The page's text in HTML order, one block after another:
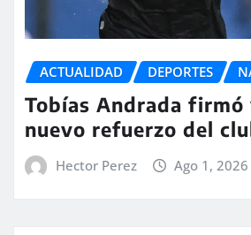
ACTUALIDAD DEPORTES
Tobías Andrada firmó
nuevo refuerzo del
Hector Perez Ago 1, 2026